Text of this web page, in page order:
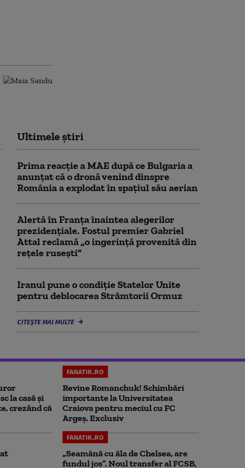
Ultimele știri
Prima reacție a MAE după ce Bulgaria a
anunţat că o dronă venind dinspre
România a explodat în spaţiul său aerian
Alertă în Franța înaintea alegerilor
prezidențiale. Fostul premier Gabriel
Attal reclamă „o ingerință provenită din
rețele rusești”
Iranul pune o condiție Statelor Unite
pentru deblocarea Strâmtorii Ormuz
CITEȘTE MAI MULTE
la casă și
crezând că
FANATIK.RO
Revine Romanchuk! Schimbări
importante la Universitatea
Craiova pentru meciul cu FC
Argeş. Exclusiv
FANATIK.RO
„Seamănă cu ăla de Chelsea, are
fundul jos”. Noul transfer al FCSB,